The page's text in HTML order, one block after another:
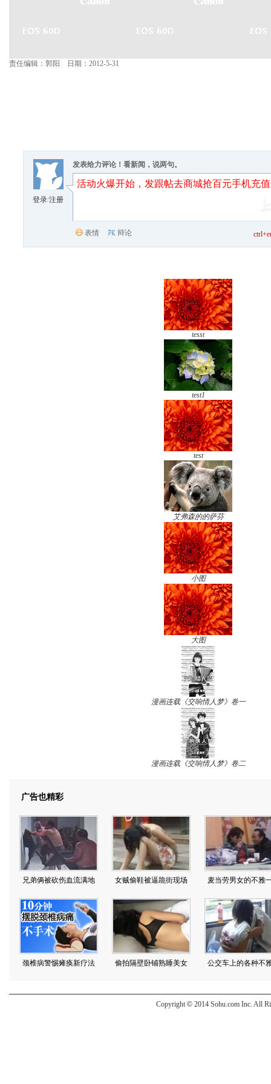
责任编辑：郭阳 日期：2012-5-31
登录/注册
发表给力评论！看新闻，说两句。
表情 辩论
tesst
test1
test
艾弗森的的萨芬
小图
大图
漫画连载《交响情人梦》卷一
漫画连载《交响情人梦》卷二
Copyright © 2014 Sohu.com Inc. All